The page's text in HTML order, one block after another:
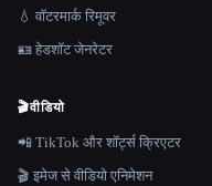
💧 वॉटरमार्क रिमूवर
🪪 हेडशॉट जेनरेटर
🎬वीडियो
📲 TikTok और शॉर्ट्स क्रिएटर
🎬 इमेज से वीडियो एनिमेशन